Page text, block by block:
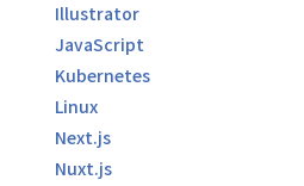
Illustrator
JavaScript
Kubernetes
Linux
Next.js
Nuxt.js